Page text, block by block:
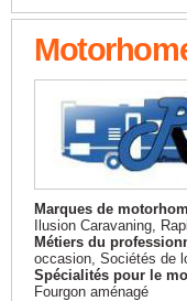
Marques de
Ilusion Caravaning,
Métiers du
occasion, Sociétés de
Spécialités pour le
Fourgon aménagé